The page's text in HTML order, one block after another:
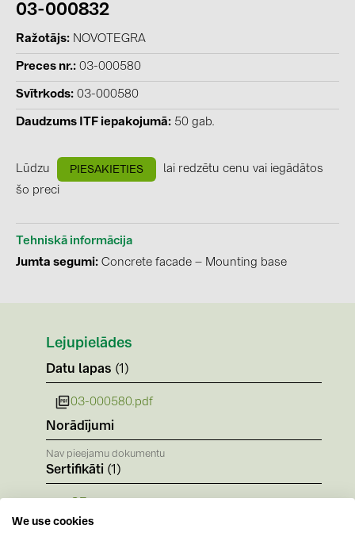
Instalācijas (87)
RAŽOTĀJI
ABB (21)
BAKS (51)
BUDMAT (6)
EVOPIPES (7)
FRONIUS (42)
JINKO (1)
LONGi Solar (5)
NOVOTEGRA (315)
PROJOY (3)
PRYSMIAN DRAKA (18)
03-000832
Ražotājs NOVOTEGRA
Preces nr. 03-000580
Svītrkods 03-000580
Daudzums ITF iepakojumā 50 gab.
Lūdzu PIESAKIETIES
lai redzētu cenu vai iegādātos
šo preci
Tehniskā informācija
Jumta segumi Concrete facade – Mounting base
Lejupielādes
Datu lapas (1)
03-000580.pdf
Norādījumi
Nav pieejamu dokumentu
Sertifikāti (1)
Kennzeichnung_novotegra_gesamt_Stand_J
We use cookies